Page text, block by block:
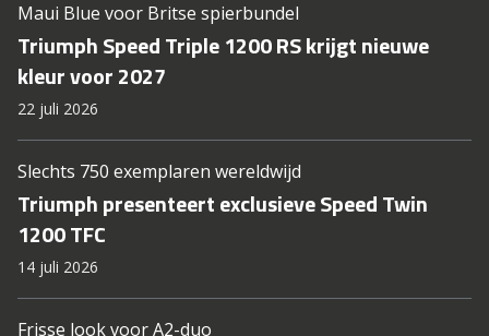
Maui Blue voor Britse spierbundel
Triumph Speed Triple 1200 RS krijgt nieuwe
kleur voor 2027
22 juli 2026
Slechts 750 exemplaren wereldwijd
Triumph presenteert exclusieve Speed Twin
1200 TFC
14 juli 2026
Frisse look voor A2-duo